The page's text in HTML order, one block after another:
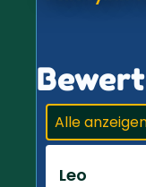
Alle
Leo